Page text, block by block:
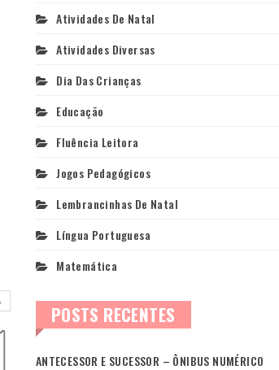
Atividades De Natal
Atividades Diversas
Dia Das Crianças
Educação
Fluência Leitora
Jogos Pedagógicos
Lembrancinhas De Natal
Língua Portuguesa
Matemática
POSTS RECENTES
ANTECESSOR E SUCESSOR – ÔNIBUS NUMÉRICO